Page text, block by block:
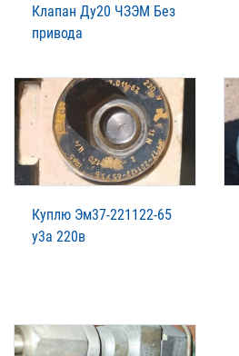
Клапан Ду20 ЧЗЭМ Без
привода
Куплю Эм37-221122-65
у3а 220в